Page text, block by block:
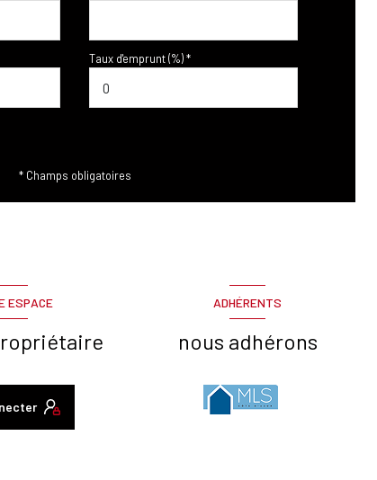
Taux d'emprunt (%) *
* Champs obligatoires
ESPACE ADHÉRENTS
nous adhérons